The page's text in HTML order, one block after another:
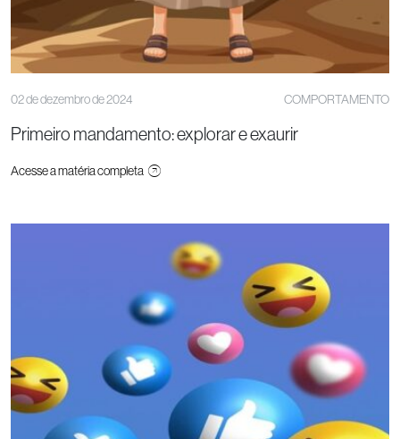
02 de dezembro de 2024 COMPORTAMENTO
Primeiro mandamento: explorar e exaurir
Acesse a matéria completa